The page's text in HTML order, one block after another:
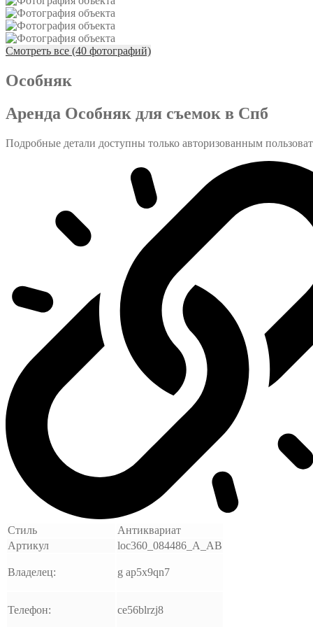
Смотреть все (40 фотографий)
Особняк
Аренда Особняк для съемок в Спб
Подробные детали доступны только авторизованным
Стиль
Антиквариат
Артикул
loc360_084486_A_AB
Владелец: g ap5x9qn7
Телефон: ce56blrzj8